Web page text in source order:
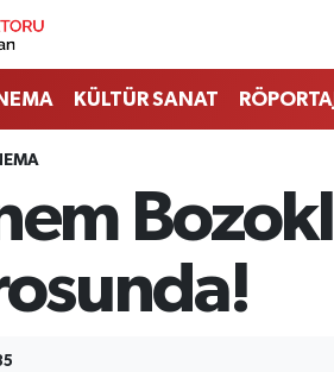
KÜLTÜR SANAT RÖPORTAJ
Haritası